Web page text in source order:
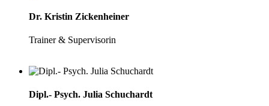
Dr. Kristin Zickenheiner
Trainer & Supervisorin
Dipl.- Psych. Julia Schuchardt